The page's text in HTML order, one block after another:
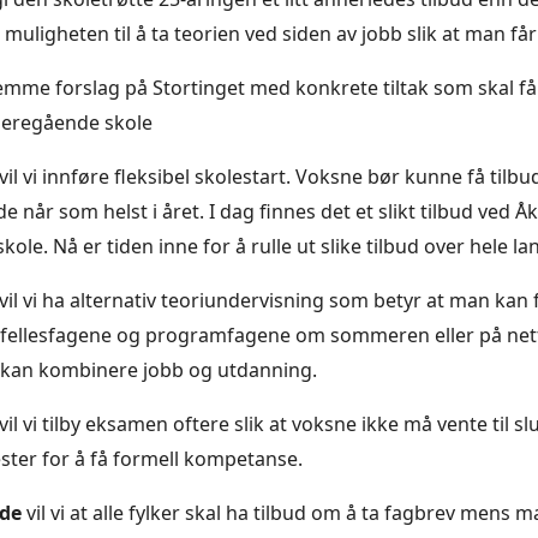
til å ta teorien ved siden av jobb slik at man
forslag på Stortinget med konkrete tiltak som skal
skole
vi innføre fleksibel skolestart. Voksne bør kunne få
når som helst i året. I dag finnes det et slikt tilbud ved
Nå er tiden inne for å rulle ut slike tilbud over hele
vi ha alternativ teoriundervisning som betyr at man kan
og programfagene om sommeren eller på
kombinere jobb og utdanning.
vi tilby eksamen oftere slik at voksne ikke må vente til
for å få formell kompetanse.
vil vi at alle fylker skal ha tilbud om å ta fagbrev mens